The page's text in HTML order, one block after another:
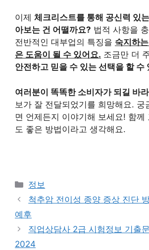
이제 체크리스트를 통해 공신력 있
아보는 건 어떨까요? 법적 사항을
전반적인 대부업의 특징을 숙지하
은 도움이 될 수 있어요. 조금만 더
안전하고 믿을 수 있는 선택을 할 수
여러분이 똑똑한 소비자가 되길 바
보가 잘 전달되었기를 희망해요. 궁
면 언제든지 이야기해 보세요! 함께
도 좋은 방법이라고 생각해요.
카
테
리
정보
척추암 전이성 종양 증상 진단
예후
직업상담사 2급 시험정보 기출
2024